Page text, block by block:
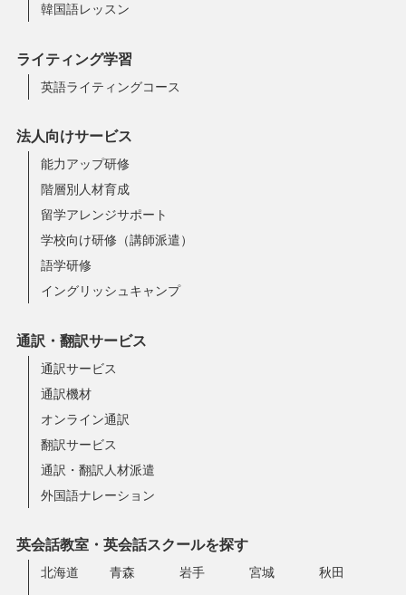
韓国語レッスン
ライティング学習
英語ライティングコース
法人向けサービス
能力アップ研修
階層別人材育成
留学アレンジサポート
学校向け研修（講師派遣）
語学研修
イングリッシュキャンプ
通訳・翻訳サービス
通訳サービス
通訳機材
オンライン通訳
翻訳サービス
通訳・翻訳人材派遣
外国語ナレーション
英会話教室・英会話スクールを探す
北海道 青森 岩手 宮城 秋田